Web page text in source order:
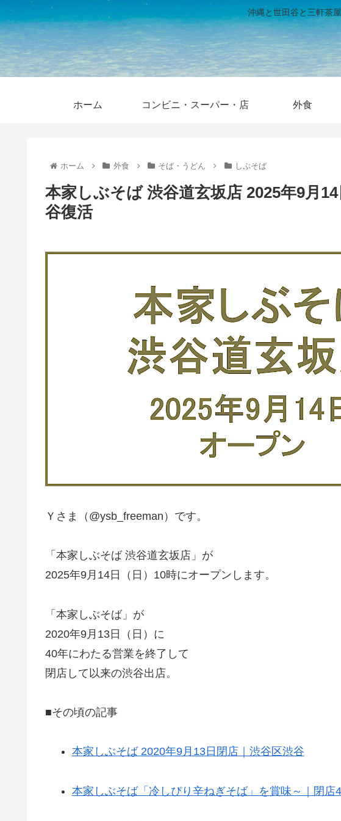
沖縄と世田谷と三軒茶
ホーム コンビニ・スーパー・店 外食
ホーム 外食 そば・うどん しぶそば
本家しぶそば 渋谷道玄坂店 2025年9月
谷復活
Ｙさま（@ysb_freeman）です。
「本家しぶそば 渋谷道玄坂店」が
2025年9月14日（日）10時にオープンします。
「本家しぶそば」が
2020年9月13日（日）に
40年にわたる営業を終了して
閉店して以来の渋谷出店。
■その頃の記事
本家しぶそば 2020年9月13日閉店｜渋谷区渋谷
本家しぶそば「冷しぴり辛ねぎそば」を賞味～｜閉店